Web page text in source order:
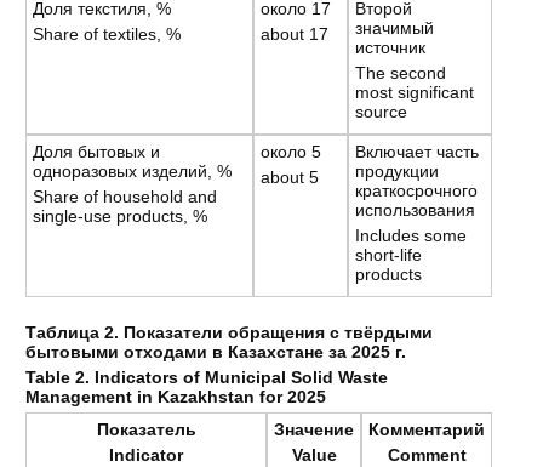
Доля текстиля, %
Share of textiles, %
около 17
about 17
Второй
значимый
источник
The second
most significant
source
Доля бытовых и
одноразовых изделий, %
Share of household and
single-use products, %
около 5
about 5
Включает часть
продукции
краткосрочного
использования
Includes some
short-life
products
Таблица 2. Показатели обращения с твёрдыми
бытовыми отходами в Казахстане за 2025 г.
Table 2. Indicators of Municipal Solid Waste
Management in Kazakhstan for 2025
Показатель
Indicator
Значение
Value
Комментарий
Comment